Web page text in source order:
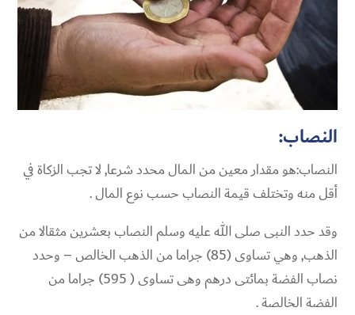
النصاب:
النصاب:هو مقدار معين من المال محدد شرعا, لا تجب الزكاة في
أقل منه وتختلف قيمة النصاب حسب نوع المال .
وقد حدد النبى صلى الله عليه وسلم النصاب بعشرين مثقالا من
الذهب, وهي تساوى (85) جراما من الذهب الخالص – وحدد
نصاب الفضة بمائتى درهم وهى تساوى ( 595) جراما من
الفضة الخالصة .